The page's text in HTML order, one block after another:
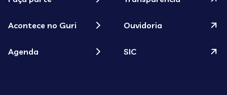
Acontece no Guri
Agenda
Ouvidoria
SIC